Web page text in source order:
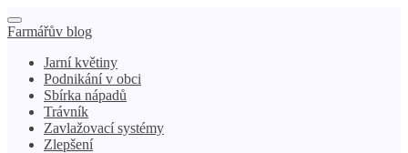
Farmářův blog
Jarní květiny
Podnikání v obci
Sbírka nápadů
Trávník
Zavlažovací systémy
Zlepšení